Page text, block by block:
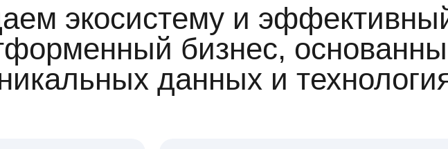
экосистему и
бизнес,
данных и